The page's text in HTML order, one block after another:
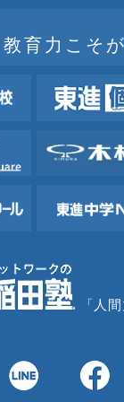
教育力こそ
「人